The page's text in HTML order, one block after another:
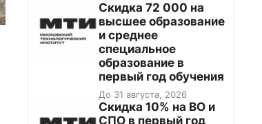
Скидка 72 000 на
высшее образование
и среднее
специальное
образование в
первый год обучения
До 31 августа, 2026
Скидка 10% на ВО и
СПО в первый год